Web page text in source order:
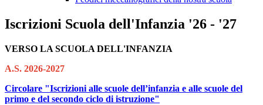
Iscrizioni Scuola dell'Infanzia '26 - '27
VERSO LA SCUOLA DELL'INFANZIA
A.S. 2026-2027
Circolare "Iscrizioni alle scuole dell’infanzia e alle scuole del
primo e del secondo ciclo di istruzione"